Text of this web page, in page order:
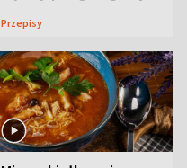
Przepisy